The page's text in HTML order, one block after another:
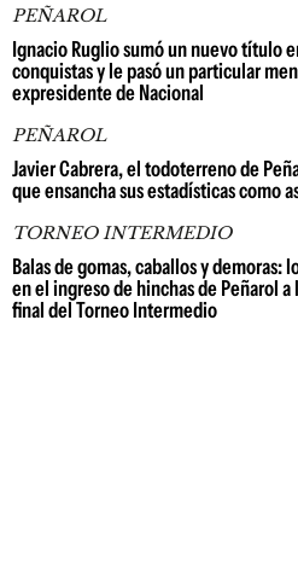
PEÑAROL
Ignacio Ruglio sumó un nuevo título
conquistas y le pasó un particular
expresidente de Nacional
PEÑAROL
Javier Cabrera, el todoterreno de
que ensancha sus estadísticas como
TORNEO INTERMEDIO
Balas de gomas, caballos y demoras:
en el ingreso de hinchas de Peñarol
final del Torneo Intermedio